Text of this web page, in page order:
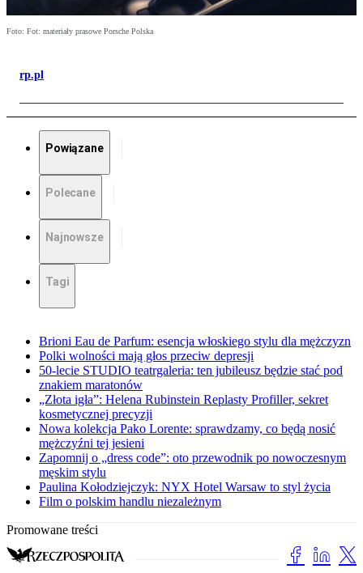
Foto: Fot: materiały prasowe Porsche Polska
rp.pl
Powiązane
Polecane
Najnowsze
Tagi
Brioni Eau de Parfum: esencja włoskiego stylu dla mężczyzn
Polki wolności mają głos przeciw depresji
50-lecie STUDIO teatrgaleria: ten jubileusz będzie stać pod
znakiem maratonów
„Złota igła”: Helena Rubinstein Replasty Profiller, sekret
kosmetycznej precyzji
Nowa kolekcja Pako Lorente: sprawdzamy, co będą nosić
mężczyźni tej jesieni
Zapomnij o „dress code”: oto przewodnik po nowoczesnym
męskim stylu
Paulina Kołodziejczyk: NYX Hotel Warsaw to styl życia
Film o polskim handlu niezależnym
Promowane treści